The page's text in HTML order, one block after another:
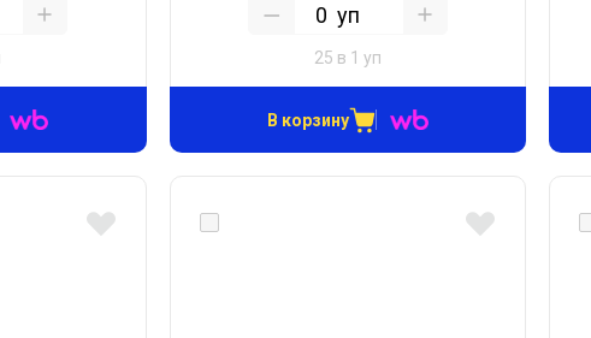
уп
25 в 1 уп
В корзину